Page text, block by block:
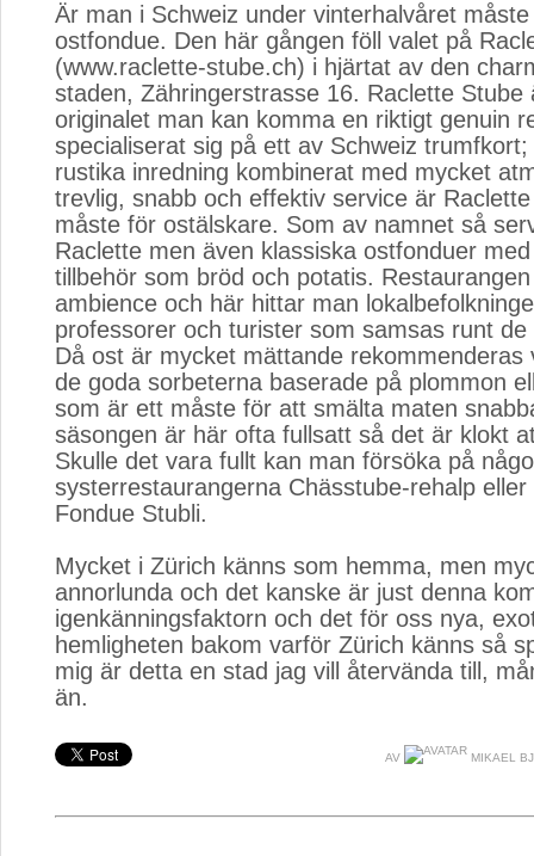
Är man i Schweiz under vinterhalvåret
ostfondue. Den här gången föll valet på
(www.raclette-stube.ch) i hjärtat av den
staden, Zähringerstrasse 16. Raclette Stube
originalet man kan komma en riktigt genuin
specialiserat sig på ett av Schweiz
rustika inredning kombinerat med mycket
trevlig, snabb och effektiv service är
måste för ostälskare. Som av namnet så
Raclette men även klassiska ostfonduer
tillbehör som bröd och potatis.
ambience och här hittar man
professorer och turister som samsas runt
Då ost är mycket mättande rekommenderas
de goda sorbeterna baserade på plommon
som är ett måste för att smälta maten
säsongen är här ofta fullsatt så det är klokt
Skulle det vara fullt kan man försöka på
systerrestaurangerna Chässtube-rehalp eller
Fondue Stubli.
Mycket i Zürich känns som hemma, men
annorlunda och det kanske är just denna
igenkänningsfaktorn och det för oss nya,
hemligheten bakom varför Zürich känns så
mig är detta en stad jag vill återvända till,
än.
AV MIKAEL